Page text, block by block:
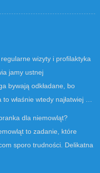
wizyty i profilaktyka
jamy ustnej
bywają odkładane, bo
właśnie wtedy najłatwiej …
dla niemowląt?
to zadanie, które
sporo trudności. Delikatna